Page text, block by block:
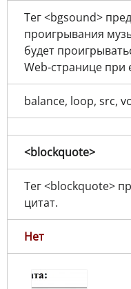
Тег <bgsound>
проигрывания
будет
Web-странице при
balance, loop, src,
<blockquote>
Тег <blockquote>
цитат.
Нет